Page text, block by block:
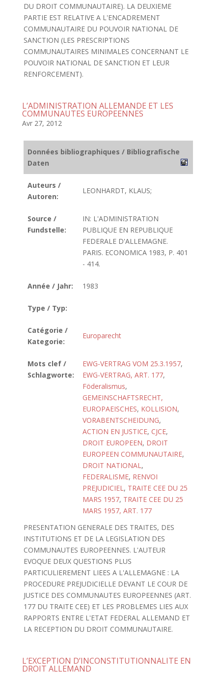
DU DROIT COMMUNAUTAIRE). LA DEUXIEME
PARTIE EST RELATIVE A L'ENCADREMENT
COMMUNAUTAIRE DU POUVOIR NATIONAL DE
SANCTION (LES PRESCRIPTIONS
COMMUNAUTAIRES MINIMALES CONCERNANT LE
POUVOIR NATIONAL DE SANCTION ET LEUR
RENFORCEMENT).
L’ADMINISTRATION ALLEMANDE ET LES
COMMUNAUTES EUROPEENNES
Avr 27, 2012
Données bibliographiques / Bibliografische
Daten
Auteurs /
Autoren:
LEONHARDT, KLAUS;
Source /
Fundstelle:
IN: L'ADMINISTRATION
PUBLIQUE EN REPUBLIQUE
FEDERALE D'ALLEMAGNE.
PARIS. ECONOMICA 1983, P. 401
- 414.
Année / Jahr: 1983
Type / Typ:
Catégorie /
Kategorie:
Europarecht
Mots clef /
Schlagworte:
EWG-VERTRAG VOM 25.3.1957,
EWG-VERTRAG, ART. 177,
Föderalismus,
GEMEINSCHAFTSRECHT,
EUROPAEISCHES, KOLLISION,
VORABENTSCHEIDUNG,
ACTION EN JUSTICE, CJCE,
DROIT EUROPEEN, DROIT
EUROPEEN COMMUNAUTAIRE,
DROIT NATIONAL,
FEDERALISME, RENVOI
PREJUDICIEL, TRAITE CEE DU 25
MARS 1957, TRAITE CEE DU 25
MARS 1957, ART. 177
PRESENTATION GENERALE DES TRAITES, DES
INSTITUTIONS ET DE LA LEGISLATION DES
COMMUNAUTES EUROPEENNES. L'AUTEUR
EVOQUE DEUX QUESTIONS PLUS
PARTICULIEREMENT LIEES A L'ALLEMAGNE : LA
PROCEDURE PREJUDICIELLE DEVANT LE COUR DE
JUSTICE DES COMMUNAUTES EUROPEENNES (ART.
177 DU TRAITE CEE) ET LES PROBLEMES LIES AUX
RAPPORTS ENTRE L'ETAT FEDERAL ALLEMAND ET
LA RECEPTION DU DROIT COMMUNAUTAIRE.
L’EXCEPTION D’INCONSTITUTIONNALITE EN
DROIT ALLEMAND